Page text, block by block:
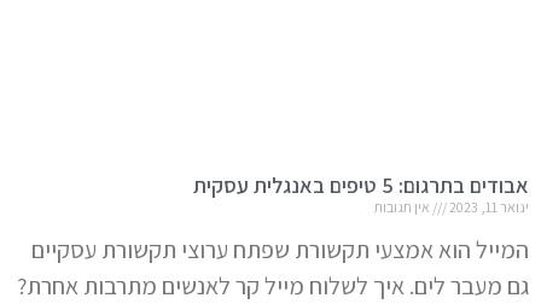
אבודים בתרגום: 5 טיפים באנגלית עסקית
ינואר 11, 2023 אין תגובות
המייל הוא אמצעי תקשורת שפתח ערוצי תקשורת עסקיים
גם מעבר לים. איך לשלוח מייל קר לאנשים מתרבות אחרת?